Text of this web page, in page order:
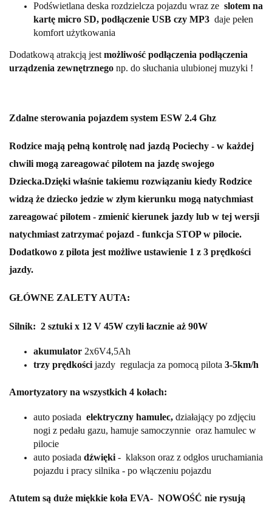
Podświetlana deska rozdzielcza pojazdu wraz ze slotem na
kartę micro SD, podłączenie USB czy MP3 daje pełen
komfort użytkowania
Dodatkową atrakcją jest możliwość podłączenia podłączenia
urządzenia zewnętrznego np. do słuchania ulubionej muzyki !
Zdalne sterowania pojazdem system ESW 2.4 Ghz
Rodzice mają pełną kontrolę nad jazdą Pociechy - w każdej
chwili mogą zareagować pilotem na jazdę swojego
Dziecka.Dzięki właśnie takiemu rozwiązaniu kiedy Rodzice
widzą że dziecko jedzie w złym kierunku mogą natychmiast
zareagować pilotem - zmienić kierunek jazdy lub w tej wersji
natychmiast zatrzymać pojazd - funkcja STOP w pilocie.
Dodatkowo z pilota jest możliwe ustawienie 1 z 3 prędkości
jazdy.
GŁÓWNE ZALETY AUTA:
Silnik: 2 sztuki x 12 V 45W czyli łacznie aż 90W
akumulator 2x6V4,5Ah
trzy prędkości jazdy regulacja za pomocą pilota 3-5km/h
Amortyzatory na wszystkich 4 kołach:
auto posiada elektryczny hamulec, działający po zdjęciu
nogi z pedału gazu, hamuje samoczynnie oraz hamulec w
pilocie
auto posiada dźwięki - klakson oraz z odgłos uruchamiania
pojazdu i pracy silnika - po włączeniu pojazdu
Atutem są duże miękkie koła EVA- NOWOŚĆ nie rysują